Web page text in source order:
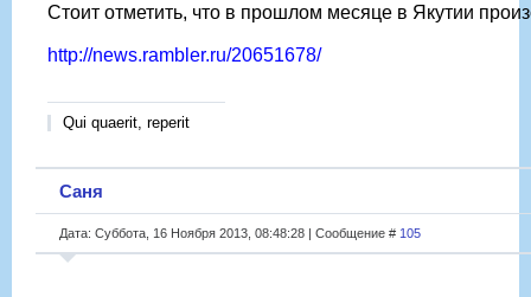
Стоит отметить, что в прошлом месяце в Якутии
http://news.rambler.ru/20651678/
Qui quaerit, reperit
Саня
Дата: Суббота, 16 Ноября 2013, 08:48:28 | Сообщение # 105